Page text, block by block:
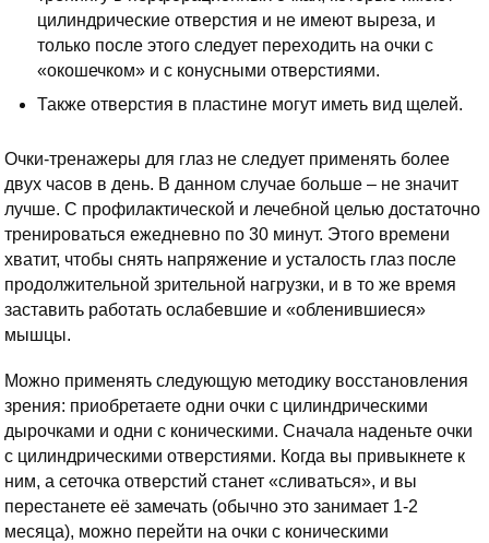
цилиндрические отверстия и не имеют выреза, и
только после этого следует переходить на очки с
«окошечком» и с конусными отверстиями.
Также отверстия в пластине могут иметь вид щелей.
Очки-тренажеры для глаз не следует применять более
двух часов в день. В данном случае больше – не значит
лучше. С профилактической и лечебной целью достаточно
тренироваться ежедневно по 30 минут. Этого времени
хватит, чтобы снять напряжение и усталость глаз после
продолжительной зрительной нагрузки, и в то же время
заставить работать ослабевшие и «обленившиеся»
мышцы.
Можно применять следующую методику восстановления
зрения: приобретаете одни очки с цилиндрическими
дырочками и одни с коническими. Сначала наденьте очки
с цилиндрическими отверстиями. Когда вы привыкнете к
ним, а сеточка отверстий станет «сливаться», и вы
перестанете её замечать (обычно это занимает 1-2
месяца), можно перейти на очки с коническими